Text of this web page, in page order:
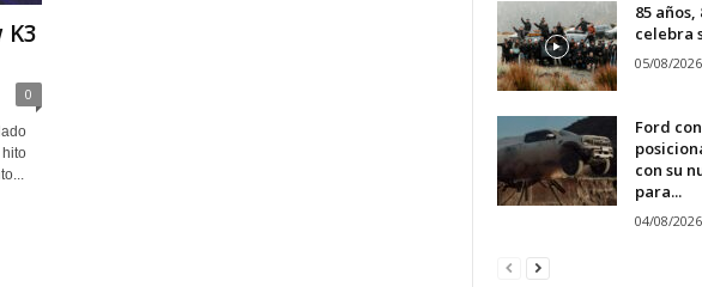
K3
0
85 años,
celebra
05/08/2026
Ford
con su
para...
04/08/2026